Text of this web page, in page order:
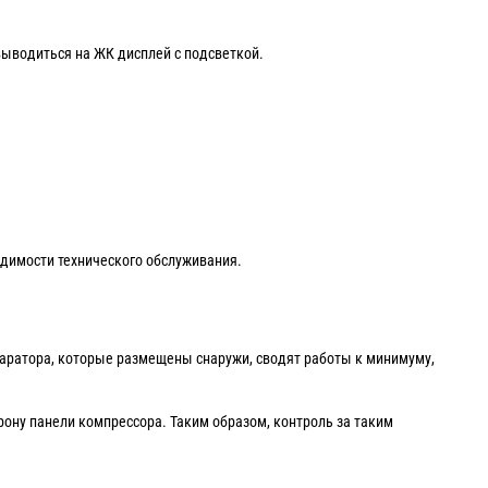
на ЖК дисплей с подсветкой.
технического обслуживания.
которые размещены снаружи, сводят работы к минимуму,
панели компрессора. Таким образом, контроль за таким